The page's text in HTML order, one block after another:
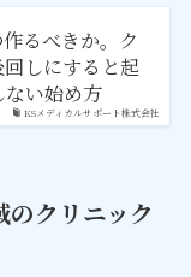
KSメディカルサポート株式会社
るべきか。ク
しにすると起
い始め方
クリニック